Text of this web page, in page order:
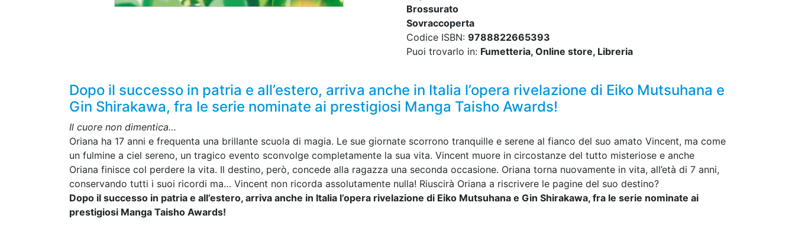
Brossurato
Sovraccoperta
Codice ISBN: 9788822665393
Puoi trovarlo in: Fumetteria, Online store, Libreria
Dopo il successo in patria e all’estero, arriva anche in Italia l’opera rivelazione di Eiko Mutsuhana e
Gin Shirakawa, fra le serie nominate ai prestigiosi Manga Taisho Awards!
Il cuore non dimentica…
Oriana ha 17 anni e frequenta una brillante scuola di magia. Le sue giornate scorrono tranquille e serene al fianco del suo amato Vincent, ma come
un fulmine a ciel sereno, un tragico evento sconvolge completamente la sua vita. Vincent muore in circostanze del tutto misteriose e anche
Oriana finisce col perdere la vita. Il destino, però, concede alla ragazza una seconda occasione. Oriana torna nuovamente in vita, all’età di 7 anni,
conservando tutti i suoi ricordi ma… Vincent non ricorda assolutamente nulla! Riuscirà Oriana a riscrivere le pagine del suo destino?
Dopo il successo in patria e all’estero, arriva anche in Italia l’opera rivelazione di Eiko Mutsuhana e Gin Shirakawa, fra le serie nominate ai
prestigiosi Manga Taisho Awards!